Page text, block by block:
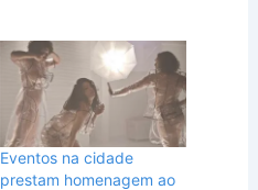
Eventos na cidade
prestam homenagem ao